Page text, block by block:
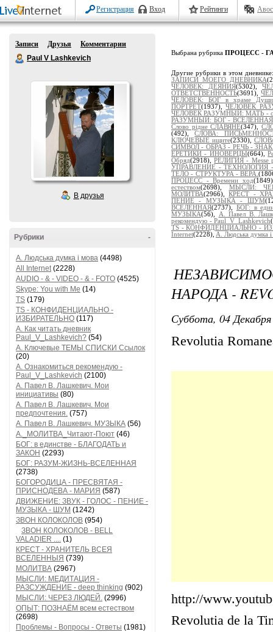
Регистрация Вход Рейтинги
Записи Друзья
Комментарии
Paul V Lashkevich
В друзья
-
Рубрики
A. Людська думка і мова (4498)
All Internet(2228)
AUDIO - & - VIDEO - & - FOTO (4525)
Skype: You with Me (14)
TS (179)
TS - КОНФИДЕНЦИАЛЬНО -
ИЗБИРАТЕЛЬНО (117)
А. Как читать дневник
Paul_V_Lashkevich? (54)
А. Ключевые ТЕМЫ СПИСКИ Ссылок
(20)
А. Ознакомиться рекомендую -
Paul_V_Lashkevich (2100)
А. Павел В. Лашкевич. Мои
инициативы (80)
А. Павел В. Лашкевич. Мои
предпочтения. (757)
А. Павел В. Лашкевич. МУЗЫКА (56)
А._МОЛИТВА_Читают-Поют (46)
БОГ: в единстве - БЛАГОДАТЬ и
ЗАКОН (2293)
БОГ: РАЗУМ-ЖИЗНЬ-ВСЕЛЕННАЯ
(2738)
БОГОРОДИЦА - ПРЕСВЯТАЯ -
ПРИСНОДЕВА - МАРИЯ (587)
ДВИЖЕНИЕ: ЗВУК - ГОЛОС - ПЕНИЕ -
МУЗЫКА - ШУМ (1242)
ЗВОН КОЛОКОЛОВ (954)
ЗВОН КОЛОКОЛОВ - BELL
VALADIER .... (1)
КРЕСТ - ХРАНИТЕЛЬ ВСЕЯ
ВСЕЛЕННЫЯ (739)
МОЛИТВА (2967)
МЫСЛИ: МЕДИТАЦИЯ -
РАЗСУЖДЕНИЕ - deep thinking (902)
МЫСЛИ: ЧЕРЕЗ ЛЮДЕЙ. (2996)
ОПЫТ: ПОЗНАЁМ всем естеством
(2698)
Проблемы - Вопросы - Ответы (1981)
Выбрана рубрика ПРОЦЕСС -
Другие рубрики в этом
ЗАПИСИ МОЕГО ДНЕВНИКА
ЧЕЛОВЕК: ДЕЯНИЯ(5302),
ОТВЕТСТВЕННОСТЬ(3691),
ЧЕЛОВЕК: БОГ в храме Души
ПОРТРЕТ(1937),ЧЕЛОВЕК
ЧЕЛОВЕК РАЗУМНЫЙ: МАТЬ -
РАЗУМНЫЙ: БОГ - ВСЕЛЕННАЯ
Слово рідне СЛАВЯНЕ(347),
(492),СЛОВА:
КЛЮЧЕВЫЕ ищите(2330),
СИМВОЛ - ОБРАЗ - РЕЧЬ -
ЕРЕТИКИ - ИНОВЕРЦЫ(664),
Обряд(2918),РЕЛИГИЯ - Messe
УПРАВЛЕНИЕ - ТЕХНОЛОГИЯ -
ТЕЛО - СТРУКТУРА - ВЕРА.
ПРОЦЕСС - Времени ход
естеством(2698), МЫСЛИ:
МОЛИТВА(2966),КРЕСТ -
ПЕНИЕ - МУЗЫКА - ШУМ
ВСЕЛЕННАЯ(2737), БОГ: в
МУЗЫКА(56),
А. Павел В.
рекомендую - Paul_V_Lashkevich
TS - КОНФИДЕНЦИАЛЬНО -
Internet(2228), A. Людська думка
НАРОДА -
Суббота, 04
Revolutia
http://
Revolutia de la